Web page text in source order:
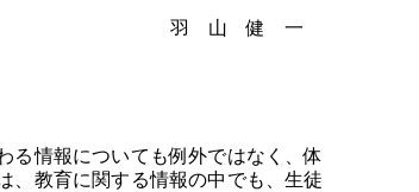
羽 山 健 一
る情報についても例外ではなく、体
、教育に関する情報の中でも、生徒